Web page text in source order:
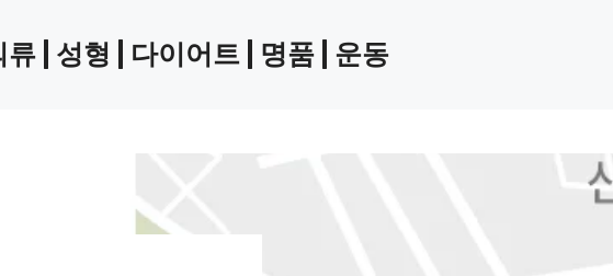
| 성형 | 다이어트 | 명품 | 운동